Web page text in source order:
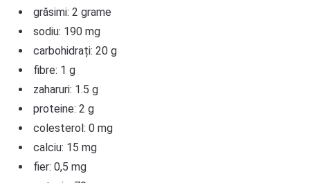
grăsimi: 2 grame
sodiu: 190 mg
carbohidrați: 20 g
fibre: 1 g
zaharuri: 1.5 g
proteine: 2 g
colesterol: 0 mg
calciu: 15 mg
fier: 0,5 mg